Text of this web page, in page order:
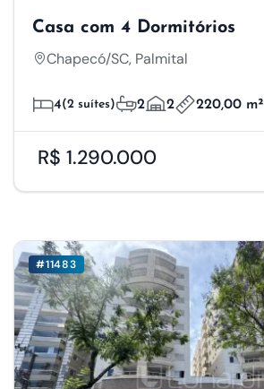
Casa com 4 Dormitórios
Chapecó/SC, Palmital
4(2 suítes) 2 2 220,00 m²
R$ 1.290.000
#11483